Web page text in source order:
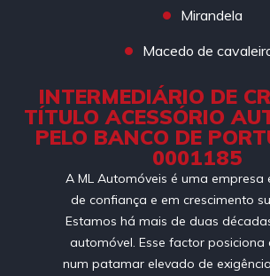
Mirandela
Macedo de
INTERMEDIÁRIO DE
TÍTULO ACESSÓRIO
PELO BANCO DE
0001185
A ML Automóveis é uma empresa
de confiança e em crescimento
Estamos há mais de duas
automóvel. Esse factor posiciona
num patamar elevado de